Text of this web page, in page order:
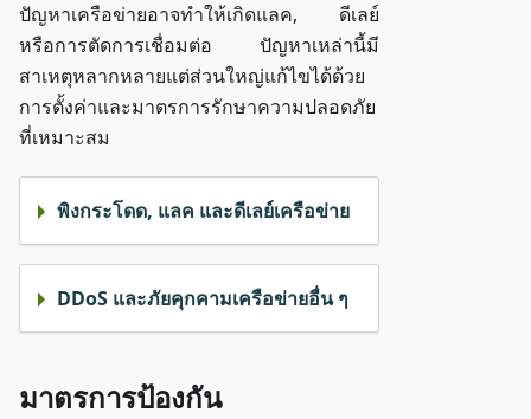
ปัญหาเครือข่ายอาจทำให้เกิดแลค, ดีเลย์
หรือการตัดการเชื่อมต่อ ปัญหาเหล่านี้มี
สาเหตุหลากหลายแต่ส่วนใหญ่แก้ไขได้ด้วย
การตั้งค่าและมาตรการรักษาความปลอดภัย
ที่เหมาะสม
พิงกระโดด, แลค และดีเลย์เครือข่าย
DDoS และภัยคุกคามเครือข่ายอื่น ๆ
มาตรการป้องกัน